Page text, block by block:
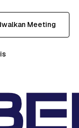
Meeting